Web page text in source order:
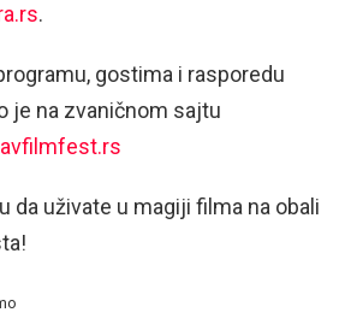
.
gostima i rasporedu
je na zvaničnom sajtu
da uživate u magiji filma na obali